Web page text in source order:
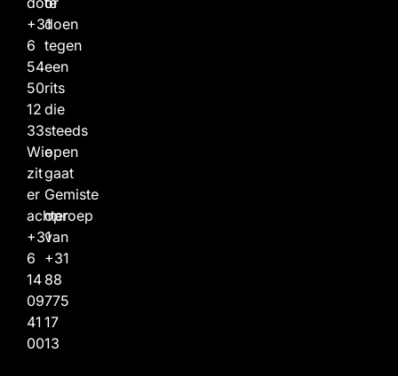
+31
6
54
50
12
33
Wie
zit
er
achter
+31
6
14
09
41
00
doen
tegen
een
rits
die
steeds
open
gaat
Gemiste
oproep
van
+31
88
775
17
13